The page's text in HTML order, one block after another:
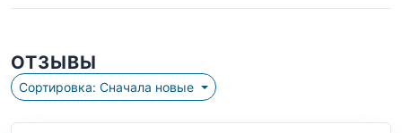
ОТЗЫВЫ
Сортировка: Сначала новые